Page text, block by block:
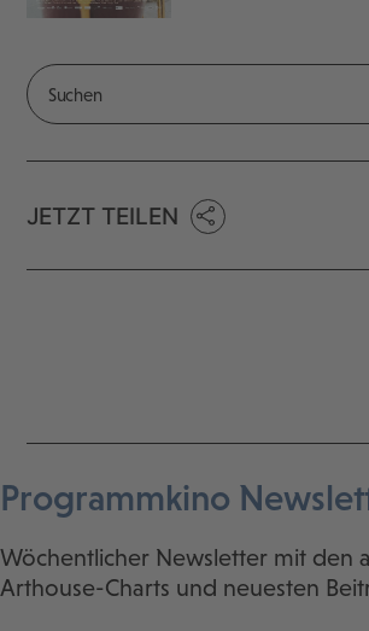
JETZT TEILEN
Programmkino
Wöchentlicher Newsletter mit den
Arthouse-Charts und neuesten